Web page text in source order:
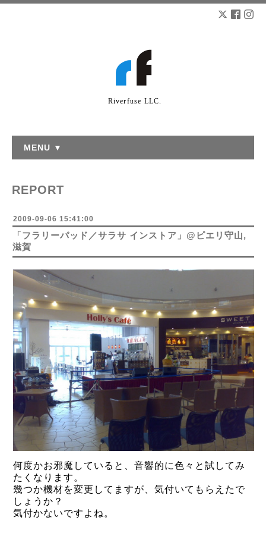
Riverfuse LLC.
MENU ▼
REPORT
2009-09-06 15:41:00
「フラリーパッド／サラサ インストア」@ピエリ守山,
滋賀
何度かお邪魔していると、音響的に色々と試してみ
たくなります。
幾つか機材を変更してますが、気付いてもらえたで
しょうか？
気付かないですよね。